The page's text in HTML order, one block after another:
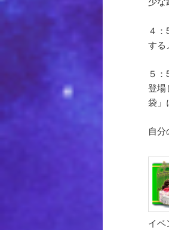
４
する
５
登場
袋」
自
イベ